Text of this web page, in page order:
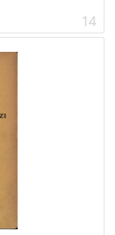
14